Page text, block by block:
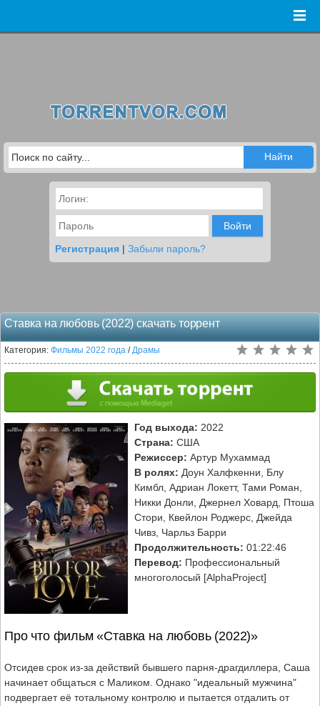
Войти
Регистрация | Забыли пароль?
Ставка на любовь (2022) скачать торрент
Категория: Фильмы 2022 года /Драмы
Год выхода: 2022
Страна: США
Режиссер: Артур Мухаммад
В ролях: Доун Халфкенни, Блу
Кимбл, Адриан Локетт, Тами Роман,
Никки Донли, Джернел Ховард, Птоша
Стори, Квейлон Роджерс, Джейда
Чивз, Чарльз Барри
Продолжительность: 01:22:46
Перевод: Профессиональный
многоголосый [AlphaProject]
Про что фильм «Ставка на любовь (2022)»
Отсидев срок из-за действий бывшего парня-драгдиллера, Саша
начинает общаться с Маликом. Однако "идеальный мужчина"
подвергает её тотальному контролю и пытается отдалить от